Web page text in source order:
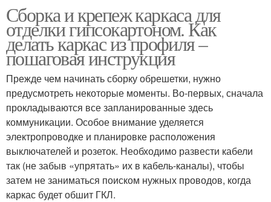
Сборка и крепеж каркаса для
отделки гипсокартоном. Как
делать каркас из профиля –
пошаговая инструкция
Прежде чем начинать сборку обрешетки, нужно
предусмотреть некоторые моменты. Во-первых, сначала
прокладываются все запланированные здесь
коммуникации. Особое внимание уделяется
электропроводке и планировке расположения
выключателей и розеток. Необходимо развести кабели
так (не забыв «упрятать» их в кабель-каналы), чтобы
затем не заниматься поиском нужных проводов, когда
каркас будет обшит ГКЛ.